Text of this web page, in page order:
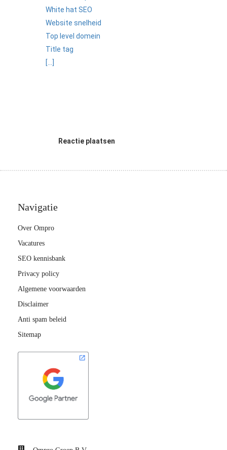
White hat SEO
Website snelheid
Top level domein
Title tag
[...]
Reactie plaatsen
Navigatie
Over Ompro
Vacatures
SEO kennisbank
Privacy policy
Algemene voorwaarden
Disclaimer
Anti spam beleid
Sitemap